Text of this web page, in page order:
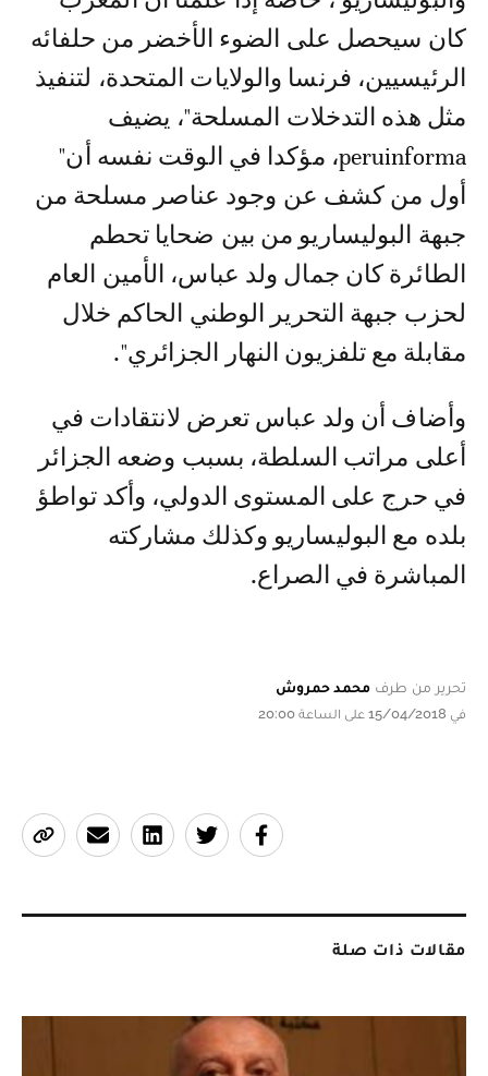
كان سيحصل على الضوء الأخضر من حلفائه
الرئيسيين، فرنسا والولايات المتحدة، لتنفيذ
مثل هذه التدخلات المسلحة"، يضيف
peruinforma، مؤكدا في الوقت نفسه أن"
أول من كشف عن وجود عناصر مسلحة من
جبهة البوليساريو من بين ضحايا تحطم
الطائرة كان جمال ولد عباس، الأمين العام
لحزب جبهة التحرير الوطني الحاكم خلال
مقابلة مع تلفزيون النهار الجزائري".
وأضاف أن ولد عباس تعرض لانتقادات في
أعلى مراتب السلطة، بسبب وضعه الجزائر
في حرج على المستوى الدولي، وأكد تواطؤ
بلده مع البوليساريو وكذلك مشاركته
المباشرة في الصراع.
تحرير من طرف محمد حمروش
في 15/04/2018 على الساعة 20:00
مقالات ذات صلة